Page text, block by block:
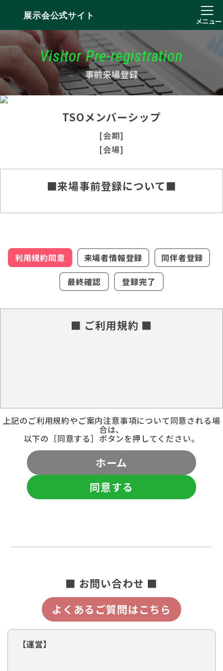
展示会公式サイト
メニュー
Visitor Pre-registration
事前来場登録
TSOメンバーシップ
[会期]
[会場]
■来場事前登録について■
利用規約同意 来場者情報登録
同伴者登録
最終確認
登録完了
■ ご利用規約 ■
上記のご利用規約やご案内注意事項について同意される場
合は、
以下の［同意する］ボタンを押してください。
ホーム
同意する
■ お問い合わせ ■
よくあるご質問はこちら
【運営】